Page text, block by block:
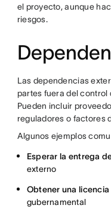
el proyecto, aunque
riesgos.
Las dependencias
partes fuera del control
Pueden incluir
reguladores o factores
Algunos ejemplos
Esperar la entrega
externo
Obtener una
gubernamental